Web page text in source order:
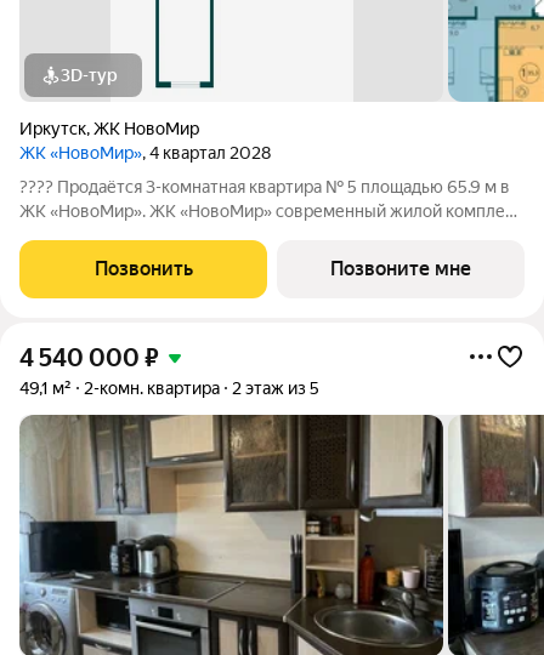
3D-тур
Иркутск,ЖК НовоМир
ЖК «НовоМир», 4 квартал 2028
???? Продаётся 3-комнатная квартира № 5 площадью 65.9 м в
ЖК «НовоМир». ЖК «НовоМир» современный жилой комплекс
застройщика ГК «ПРОФИТ» (ООО СЗ «Оникс Групп»).
Современные планировки,
Позвонить Позвоните мне
4 540 000 ₽
49,1 м² 2-комн. квартира 2 этаж из 5